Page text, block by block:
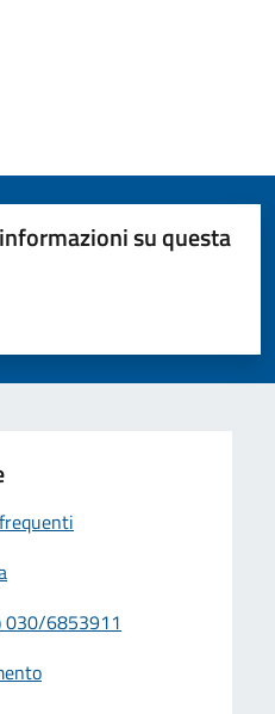
su questa
su 5
5
030/6853911